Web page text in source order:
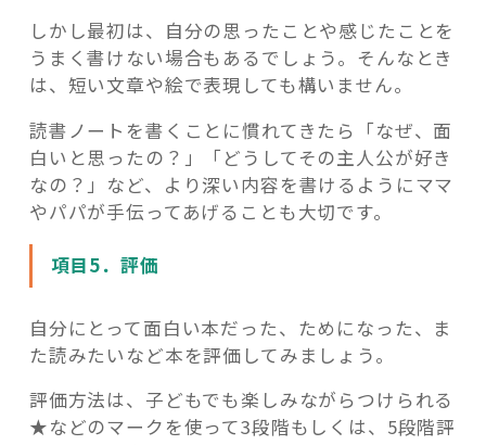
しかし最初は、自分の思ったことや感じたことを
うまく書けない場合もあるでしょう。そんなとき
は、短い文章や絵で表現しても構いません。
読書ノートを書くことに慣れてきたら「なぜ、面
白いと思ったの？」「どうしてその主人公が好き
なの？」など、より深い内容を書けるようにママ
やパパが手伝ってあげることも大切です。
項目5．評価
自分にとって面白い本だった、ためになった、ま
た読みたいなど本を評価してみましょう。
評価方法は、子どもでも楽しみながらつけられる
★などのマークを使って3段階もしくは、5段階評